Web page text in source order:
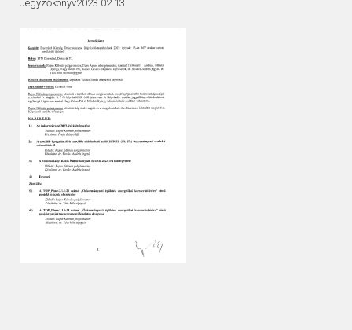
Jegyzőkönyv2023.02.13.